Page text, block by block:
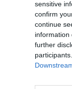
sensitive
confirm
continue
information
further
με χρώμα τις
και γεμάτη